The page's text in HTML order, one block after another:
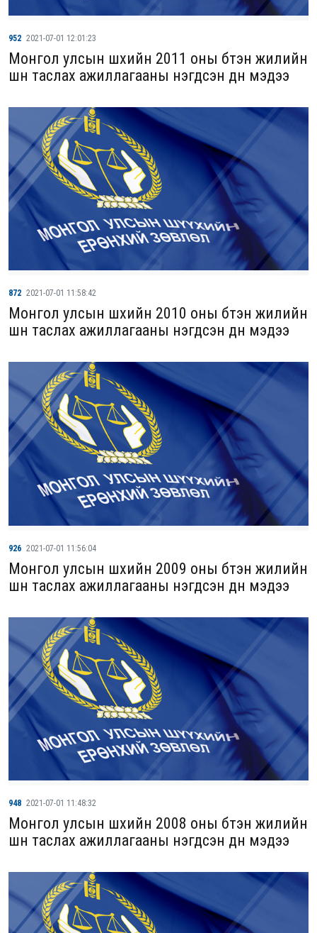
952 2021-07-01 12:01:23
Монгол улсын шүүхийн 2011 оны бүтэн жилийн
шүүн таслах ажиллагааны нэгдсэн дүн мэдээ
872 2021-07-01 11:58:42
Монгол улсын шүүхийн 2010 оны бүтэн жилийн
шүүн таслах ажиллагааны нэгдсэн дүн мэдээ
926 2021-07-01 11:56:04
Монгол улсын шүүхийн 2009 оны бүтэн жилийн
шүүн таслах ажиллагааны нэгдсэн дүн мэдээ
948 2021-07-01 11:48:32
Монгол улсын шүүхийн 2008 оны бүтэн жилийн
шүүн таслах ажиллагааны нэгдсэн дүн мэдээ